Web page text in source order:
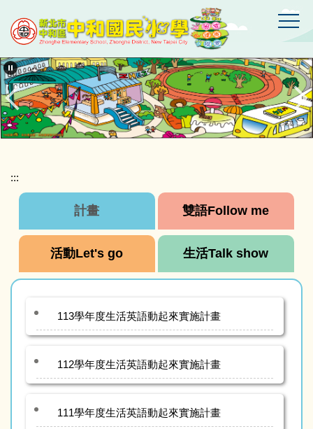
到
主
要
內
容
區
新
北
市
中
和
區
國
:::
計畫 雙語Follow me
活動Let's go 生活Talk show
113學年度生活英語動起來實施計畫
112學年度生活英語動起來實施計畫
111學年度生活英語動起來實施計畫